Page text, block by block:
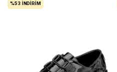
%53 İNDIRIM